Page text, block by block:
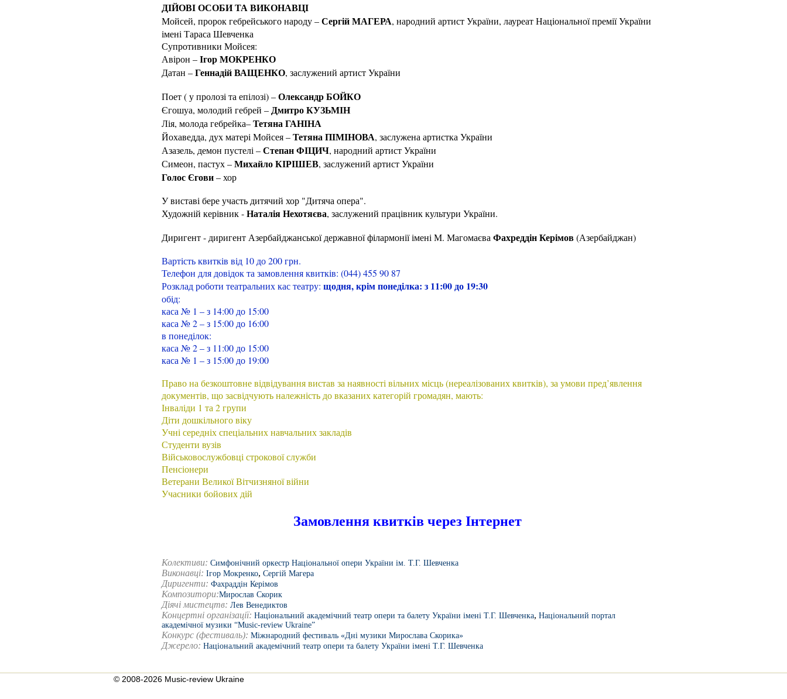
ДІЙОВІ ОСОБИ ТА ВИКОНАВЦІ
Мойсей, пророк гебрейського народу –Сергій МАГЕРА, народний артист України, лауреат Національної премії України
імені Тараса Шевченка
Супротивники Мойсея:
Авірон –Ігор МОКРЕНКО
Датан –Геннадій ВАЩЕНКО, заслужений артист України
Поет ( у пролозі та епілозі) –Олександр БОЙКО
Єгошуа, молодий гебрей –Дмитро КУЗЬМІН
Лія, молода гебрейка–Тетяна ГАНІНА
Йохаведда, дух матері Мойсея –Тетяна ПІМІНОВА, заслужена артистка України
Азазель, демон пустелі –Степан ФІЦИЧ, народний артист України
Симеон, пастух –Михайло КІРІШЕВ, заслужений артист України
Голос Єгови– хор
У виставі бере участь дитячий хор "Дитяча опера".
Художній керівник -Наталія Нехотяєва, заслужений працівник культури України.
Диригент - диригент Азербайджанської державної філармонії імені М. Магомаєва Фахреддін Керімов(Азербайджан)
Вартість квитків від 10 до 200 грн.
Телефон для довідок та замовлення квитків: (044) 455 90 87
Розклад роботи театральних кас театру: щодня, крім понеділка: з 11:00 до 19:30
обід:
каса № 1 – з 14:00 до 15:00
каса № 2 – з 15:00 до 16:00
в понеділок:
каса № 2 – з 11:00 до 15:00
каса № 1 – з 15:00 до 19:00
Право на безкоштовне відвідування вистав за наявності вільних місць (нереалізованих квитків), за умови пред’явлення
документів, що засвідчують належність до вказаних категорій громадян, мають:
Інваліди 1 та 2 групи
Діти дошкільного віку
Учні середніх спеціальних навчальних закладів
Студенти вузів
Військовослужбовці строкової служби
Пенсіонери
Ветерани Великої Вітчизняної війни
Учасники бойових дій
Замовлення квитків через Інтернет
Колективи: Симфонічний оркестр Національної опери України ім. Т.Г. Шевченка
Виконавці: Ігор Мокренко, Сергій Магера
Диригенти: Фахраддін Керімов
Композитори:Мирослав Скорик
Діячі мистецтв: Лев Венедиктов
Концертні організації: Національний академічний театр опери та балету України імені Т.Г. Шевченка, Національний портал
академічної музики “Music-review Ukraine”
Конкурс (фестиваль): Міжнародний фестиваль «Дні музики Мирослава Скорика»
Джерело: Національний академічний театр опери та балету України імені Т.Г. Шевченка
© 2008-2026 Music-review Ukraine